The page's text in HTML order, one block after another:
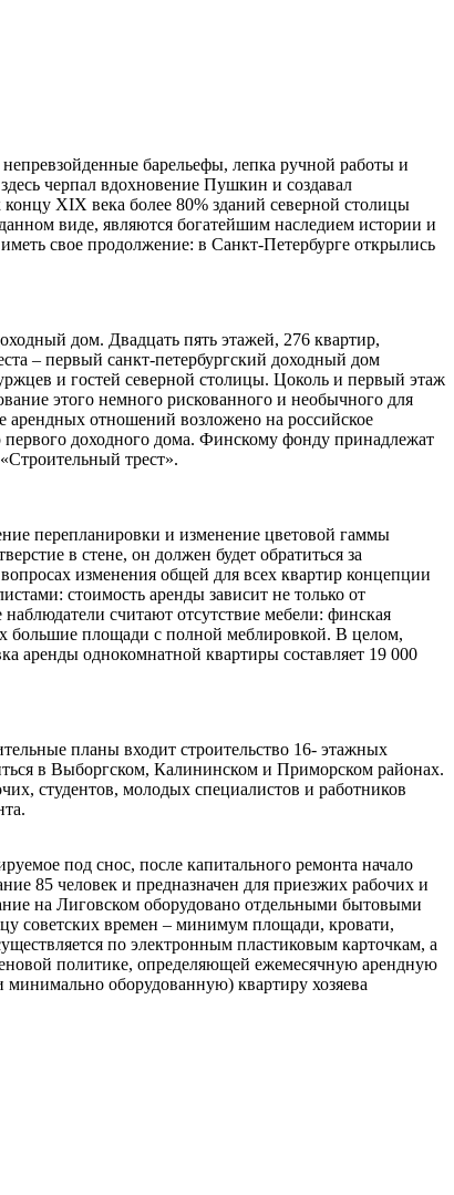
барельефы, лепка ручной работы и
черпал вдохновение Пушкин и создавал
XIX века более 80% зданий северной столицы
виде, являются богатейшим наследием истории и
свое продолжение: в Санкт-Петербурге открылись
дом. Двадцать пять этажей, 276 квартир,
– первый санкт-петербургский доходный дом
и гостей северной столицы. Цоколь и первый этаж
этого немного рискованного и необычного для
арендных отношений возложено на российское
доходного дома. Финскому фонду принадлежат
трест».
перепланировки и изменение цветовой гаммы
в стене, он должен будет обратиться за
изменения общей для всех квартир концепции
стоимость аренды зависит не только от
считают отсутствие мебели: финская
большие площади с полной меблировкой. В целом,
аренды однокомнатной квартиры составляет 19 000
планы входит строительство 16- этажных
в Выборгском, Калининском и Приморском районах.
студентов, молодых специалистов и работников
под снос, после капитального ремонта начало
85 человек и предназначен для приезжих рабочих и
на Лиговском оборудовано отдельными бытовыми
советских времен – минимум площади, кровати,
по электронным пластиковым карточкам, а
политике, определяющей ежемесячную арендную
минимально оборудованную) квартиру хозяева